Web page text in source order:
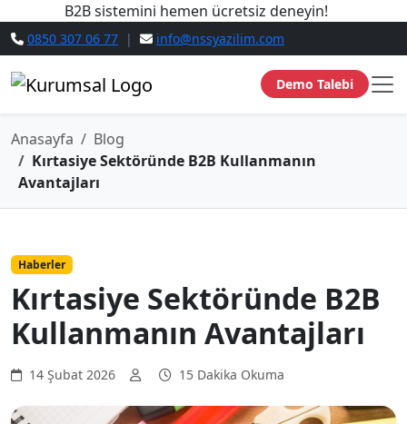
B2B sistemini hemen ücretsiz deneyin!
0850 307 06 77 | info@nssyazilim.com
Demo Talebi
Anasayfa
Blog
Kırtasiye Sektöründe B2B Kullanmanın
Avantajları
Haberler
Kırtasiye Sektöründe B2B
Kullanmanın Avantajları
14 Şubat 2026 15 Dakika Okuma